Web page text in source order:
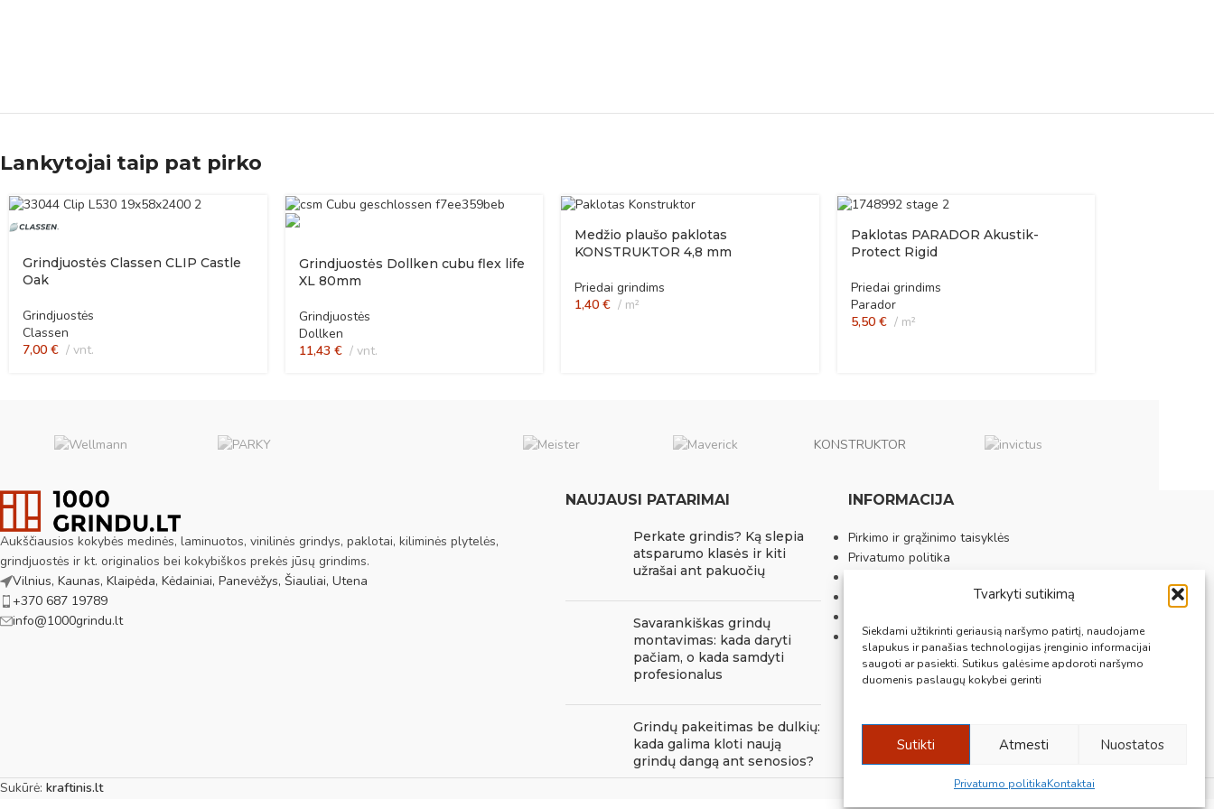
Tvarkyti sutikimą
Siekdami užtikrinti geriausią naršymo patirtį, naudojame
slapukus ir panašias technologijas įrenginio informacijai
saugoti ar pasiekti. Sutikus galėsime apdoroti naršymo
duomenis paslaugų kokybei gerinti
Sutikti Atmesti Nuostatos
Privatumo politikaKontaktai
Lankytojai taip pat pirko
Grindjuostės Classen CLIP Castle
Oak
Grindjuostės
Classen
7,00 € vnt.
Grindjuostės Dollken cubu flex life
XL 80mm
Grindjuostės
Dollken
11,43 € vnt.
Medžio plaušo paklotas
KONSTRUKTOR 4,8 mm
Priedai grindims
1,40 € m²
Paklotas PARADOR Akustik-
Protect Rigid
Priedai grindims
Parador
5,50 € m²
KONSTRUKTOR
Aukščiausios kokybės medinės, laminuotos, vinilinės grindys, paklotai, kiliminės plytelės,
grindjuostės ir kt. originalios bei kokybiškos prekės jūsų grindims.
Vilnius, Kaunas, Klaipėda, Kėdainiai, Panevėžys, Šiauliai, Utena
+370 687 19789
info@1000grindu.lt
NAUJAUSI PATARIMAI
Perkate grindis? Ką slepia
atsparumo klasės ir kiti
užrašai ant pakuočių
Savarankiškas grindų
montavimas: kada daryti
pačiam, o kada samdyti
profesionalus
Grindų pakeitimas be dulkių:
kada galima kloti naują
grindų dangą ant senosios?
INFORMACIJA
Pirkimo ir grąžinimo taisyklės
Privatumo politika
Kontaktai
Sukūrė: kraftinis.lt